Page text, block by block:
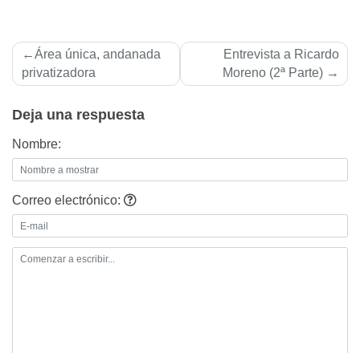
Navegación
de
Área única, andanada
privatizadora
Entrevista a Ricardo
Moreno (2ª Parte)
Deja una respuesta
Nombre:
Correo electrónico: